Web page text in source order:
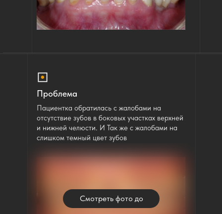
Смотреть фото до
Проблема
Пациентка обратилась с жалобами на
отсутствие зубов в боковых участках верхней
и нижней челюсти. И Так же с жалобами на
слишком темный цвет зубов